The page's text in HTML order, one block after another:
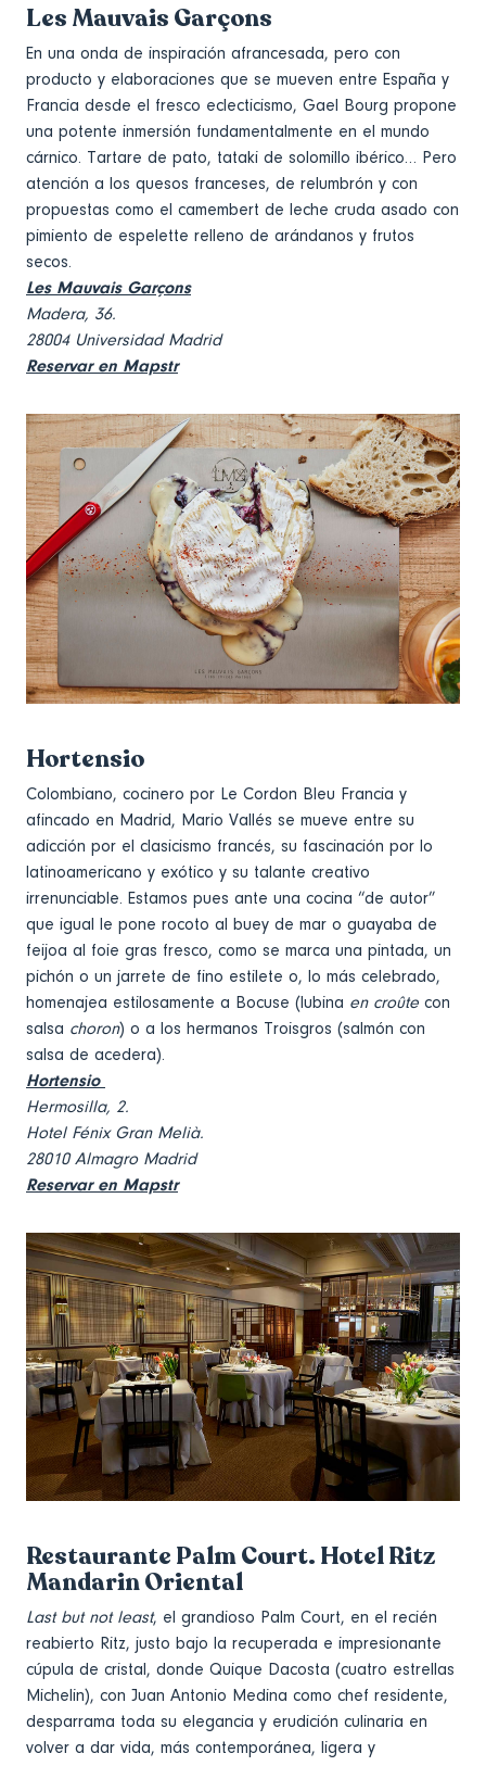
Les Mauvais Garçons
En una onda de inspiración afrancesada, pero con
producto y elaboraciones que se mueven entre España y
Francia desde el fresco eclecticismo, Gael Bourg propone
una potente inmersión fundamentalmente en el mundo
cárnico. Tartare de pato, tataki de solomillo ibérico… Pero
atención a los quesos franceses, de relumbrón y con
propuestas como el camembert de leche cruda asado con
pimiento de espelette relleno de arándanos y frutos
secos.
Les Mauvais Garçons
Madera, 36.
28004 Universidad Madrid
Reservar en Mapstr
Hortensio
Colombiano, cocinero por Le Cordon Bleu Francia y
afincado en Madrid, Mario Vallés se mueve entre su
adicción por el clasicismo francés, su fascinación por lo
latinoamericano y exótico y su talante creativo
irrenunciable. Estamos pues ante una cocina “de autor”
que igual le pone rocoto al buey de mar o guayaba de
feijoa al foie gras fresco, como se marca una pintada, un
pichón o un jarrete de fino estilete o, lo más celebrado,
homenajea estilosamente a Bocuse (lubina en croûte con
salsa choron) o a los hermanos Troisgros (salmón con
salsa de acedera).
Hortensio
Hermosilla, 2.
Hotel Fénix Gran Melià.
28010 Almagro Madrid
Reservar en Mapstr
Restaurante Palm Court. Hotel Ritz
Mandarin Oriental
Last but not least, el grandioso Palm Court, en el recién
reabierto Ritz, justo bajo la recuperada e impresionante
cúpula de cristal, donde Quique Dacosta (cuatro estrellas
Michelin), con Juan Antonio Medina como chef residente,
desparrama toda su elegancia y erudición culinaria en
volver a dar vida, más contemporánea, ligera y